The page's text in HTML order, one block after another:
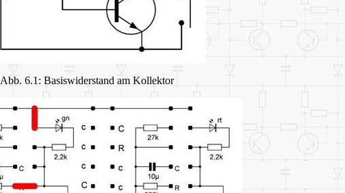
Abb. 6.1: Basiswiderstand am Kollektor